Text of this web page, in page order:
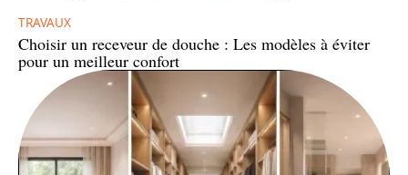
TRAVAUX
Choisir un receveur de douche : Les modèles à éviter
pour un meilleur confort